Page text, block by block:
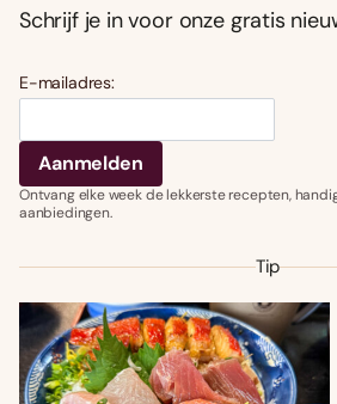
Schrijf je in voor onze gratis
E-mailadres:
Ontvang elke week de lekkerste recepten,
aanbiedingen.
Tip